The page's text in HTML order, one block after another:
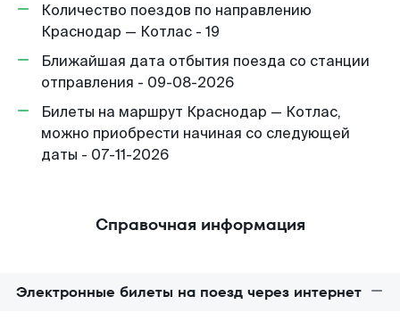
Количество поездов по направлению
Краснодар — Котлас - 19
Ближайшая дата отбытия поезда со станции
отправления - 09-08-2026
Билеты на маршрут Краснодар — Котлас,
можно приобрести начиная со следующей
даты - 07-11-2026
Справочная информация
Электронные билеты на поезд через интернет